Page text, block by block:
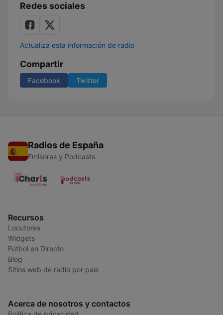
Redes sociales
Actualiza esta información de radio
Compartir
Facebook Twitter
Radios de España
Emisoras y Podcasts
Recursos
Locutores
Widgets
Fútbol en Directo
Blog
Sitios web de radio por país
Acerca de nosotros y contactos